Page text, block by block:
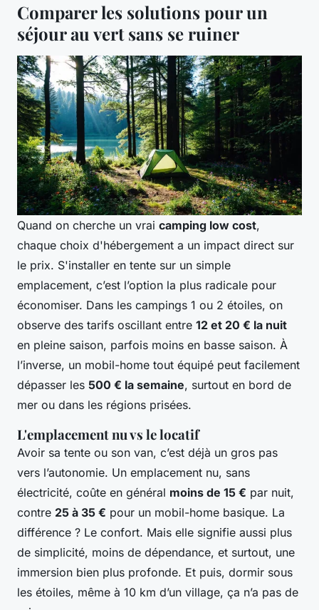
Comparer les solutions pour un
séjour au vert sans se ruiner
Quand on cherche un vrai camping low cost,
chaque choix d'hébergement a un impact direct sur
le prix. S'installer en tente sur un simple
emplacement, c’est l’option la plus radicale pour
économiser. Dans les campings 1 ou 2 étoiles, on
observe des tarifs oscillant entre 12 et 20 € la nuit
en pleine saison, parfois moins en basse saison. À
l’inverse, un mobil-home tout équipé peut facilement
dépasser les 500 € la semaine, surtout en bord de
mer ou dans les régions prisées.
L'emplacement nu vs le locatif
Avoir sa tente ou son van, c’est déjà un gros pas
vers l’autonomie. Un emplacement nu, sans
électricité, coûte en général moins de 15 € par nuit,
contre 25 à 35 € pour un mobil-home basique. La
différence ? Le confort. Mais elle signifie aussi plus
de simplicité, moins de dépendance, et surtout, une
immersion bien plus profonde. Et puis, dormir sous
les étoiles, même à 10 km d’un village, ça n’a pas de